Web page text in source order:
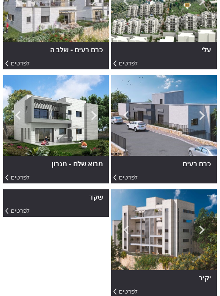
לפרטים
כרם רעים - שלב ה
לפרטים
רעים
לפרטים
מבוא שלם - מגרון
לפרטים
לפרטים
שקד
לפרטים